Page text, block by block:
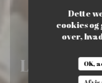
Dette
cookies
over,
OK,
•